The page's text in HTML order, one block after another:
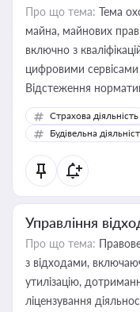
Про що тема: Тема
майна, майнових прав
включно з
цифровими сервісами
Відстеження
корисне для власника
бухгалтера під час
державного майна,
статусу суб'єктів
Страхова діяльність
Будівельна
Управління
Про що тема:
з відходами,
утилізацію,
ліцензування